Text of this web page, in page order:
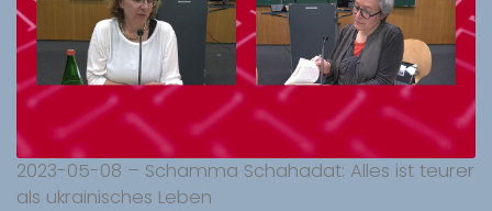
2023-05-08 – Schamma Schahadat: Alles ist teurer
als ukrainisches Leben